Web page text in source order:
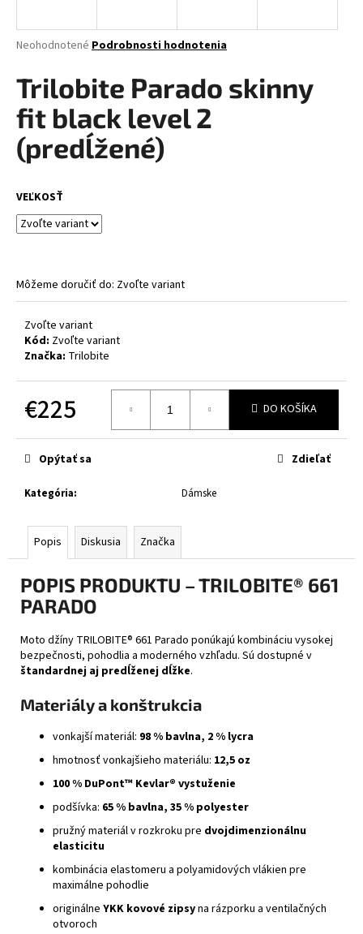
Priemerné
produktu
0,0
z
5
hviezdičiek.
Neohodnotené Podrobnosti hodnotenia
Trilobite Parado skinny
fit black level 2
(predĺžené)
VEĽKOSŤ
Môžeme doručiť do: Zvoľte variant
Zvoľte variant
Kód: Zvoľte variant
Značka: Trilobite
€225
cena:
DO KOŠÍKA
Kategória: Dámske
Opýtať sa Zdieľať
Popis Diskusia Značka
POPIS PRODUKTU – TRILOBITE® 661
PARADO
Moto džíny TRILOBITE® 661 Parado ponúkajú kombináciu vysokej
bezpečnosti, pohodlia a moderného vzhľadu. Sú dostupné v
štandardnej aj predĺženej dĺžke.
Materiály a konštrukcia
vonkajší materiál: 98 % bavlna, 2 % lycra
hmotnosť vonkajšieho materiálu: 12,5 oz
100 % DuPont™ Kevlar® vystuženie
podšívka: 65 % bavlna, 35 % polyester
pružný materiál v rozkroku pre dvojdimenzionálnu
elasticitu
kombinácia elastomeru a polyamidových vlákien pre
maximálne pohodlie
originálne YKK kovové zipsyna rázporku a ventilačných
otvoroch
j
ť
?
d
p
ú
a
m
CABERG
MATT
€314